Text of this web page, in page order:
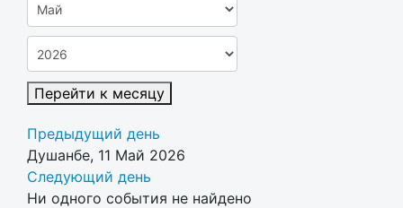
Перейти к месяцу
Предыдущий день
Душанбе, 11 Май 2026
Следующий день
Ни одного события не найдено